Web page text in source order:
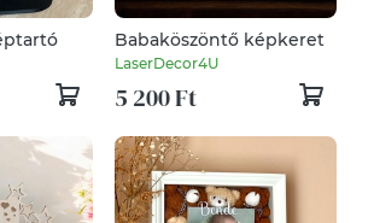
Babaköszöntő képkeret
LaserDecor4U
5 200 Ft